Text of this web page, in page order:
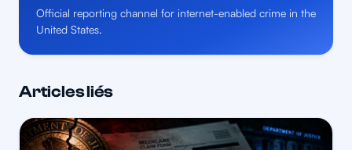
Official reporting channel for internet-enabled crime in the
United States.
Articles liés